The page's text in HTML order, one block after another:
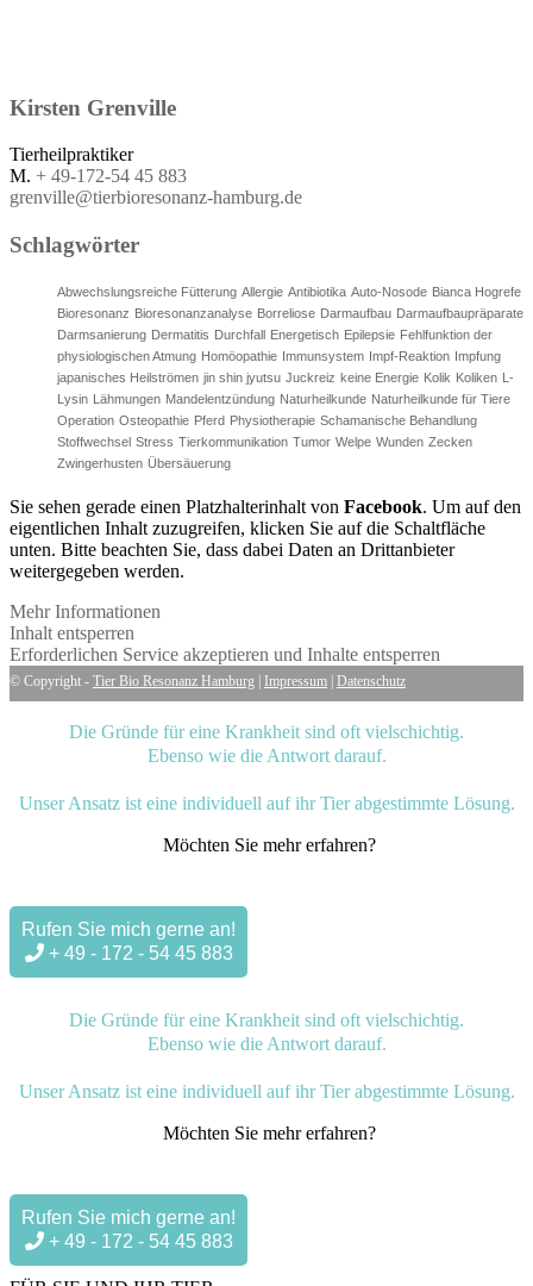
Kirsten Grenville
Tierheilpraktiker
M. + 49-172-54 45 883
grenville@tierbioresonanz-hamburg.de
Schlagwörter
Abwechslungsreiche Fütterung Allergie Antibiotika Auto-Nosode Bianca Hogrefe
Bioresonanz Bioresonanzanalyse Borreliose Darmaufbau Darmaufbaupräparate
Darmsanierung Dermatitis Durchfall Energetisch Epilepsie Fehlfunktion der
physiologischen Atmung Homöopathie Immunsystem Impf-Reaktion Impfung
japanisches Heilströmen jin shin jyutsu Juckreiz keine Energie Kolik Koliken
L-
Lysin
Lähmungen Mandelentzündung Naturheilkunde Naturheilkunde für Tiere
Operation Osteopathie Pferd Physiotherapie Schamanische Behandlung
Stoffwechsel Stress Tierkommunikation Tumor Welpe Wunden Zecken
Zwingerhusten Übersäuerung
Sie sehen gerade einen Platzhalterinhalt von Facebook. Um auf den
eigentlichen Inhalt zuzugreifen, klicken Sie auf die Schaltfläche
unten. Bitte beachten Sie, dass dabei Daten an Drittanbieter
weitergegeben werden.
Mehr Informationen
Inhalt entsperren
Erforderlichen Service akzeptieren und Inhalte entsperren
© Copyright - Tier Bio Resonanz Hamburg Impressum Datenschutz
Die Gründe für eine Krankheit sind oft vielschichtig.
Ebenso wie die Antwort darauf.
Unser Ansatz ist eine individuell auf ihr Tier abgestimmte Lösung.
Möchten Sie mehr erfahren?
Rufen Sie mich gerne an!
+ 49 - 172 - 54 45 883
Die Gründe für eine Krankheit sind oft vielschichtig.
Ebenso wie die Antwort darauf.
Unser Ansatz ist eine individuell auf ihr Tier abgestimmte Lösung.
Möchten Sie mehr erfahren?
Rufen Sie mich gerne an!
+ 49 - 172 - 54 45 883